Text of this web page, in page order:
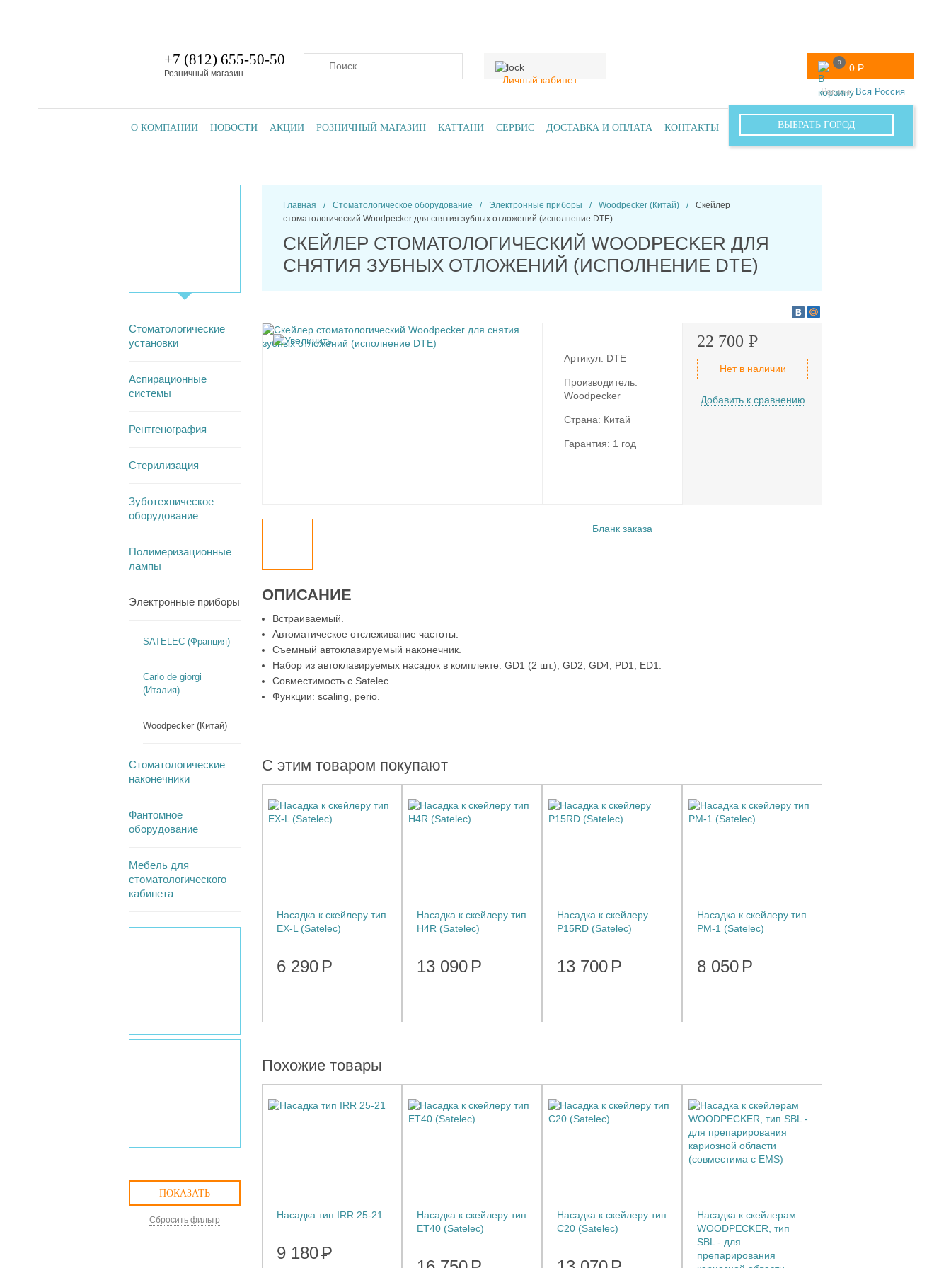
Регион: Вся Россия
ВЫБРАТЬ ГОРОД
+7 (812) 655-50-50
Розничный магазин
Личный кабинет
0 0 Р
О КОМПАНИИ НОВОСТИ АКЦИИ РОЗНИЧНЫЙ МАГАЗИН КАТТАНИ СЕРВИС ДОСТАВКА И ОПЛАТА КОНТАКТЫ ОПТОВЫЙ ОТДЕЛ
Стоматологические
установки
Аспирационные
системы
Рентгенография
Стерилизация
Зуботехническое
оборудование
Полимеризационные
лампы
Электронные приборы
SATELEC (Франция)
Carlo de giorgi
(Италия)
Woodpecker (Китай)
Стоматологические
наконечники
Фантомное
оборудование
Мебель для
стоматологического
кабинета
ПОКАЗАТЬ
Сбросить фильтр
Главная / Стоматологическое оборудование / Электронные приборы / Woodpecker (Китай) /
Скейлер
стоматологический Woodpecker для снятия зубных отложений (исполнение DTE)
СКЕЙЛЕР СТОМАТОЛОГИЧЕСКИЙ WOODPECKER ДЛЯ
СНЯТИЯ ЗУБНЫХ ОТЛОЖЕНИЙ (ИСПОЛНЕНИЕ DTE)
Артикул: DTE
Производитель:
Woodpecker
Страна: Китай
Гарантия: 1 год
22 700 Р
Нет в наличии
Добавить к сравнению
Бланк заказа
ОПИСАНИЕ
Встраиваемый.
Автоматическое отслеживание частоты.
Съемный автоклавируемый наконечник.
Набор из автоклавируемых насадок в комплекте: GD1 (2 шт.), GD2, GD4, PD1, ED1.
Совместимость с Satelec.
Функции: scaling, perio.
С этим товаром покупают
Насадка к скейлеру тип
EX-L (Satelec)
6 290Р
Насадка к скейлеру тип
H4R (Satelec)
13 090Р
Насадка к скейлеру
P15RD (Satelec)
13 700Р
Насадка к скейлеру тип
PM-1 (Satelec)
8 050Р
Похожие товары
Насадка тип IRR 25-21
9 180Р
Насадка к скейлеру тип
ET40 (Satelec)
Насадка к скейлеру тип
С20 (Satelec)
Насадка к скейлерам
WOODPECKER, тип
SBL - для
препарирования